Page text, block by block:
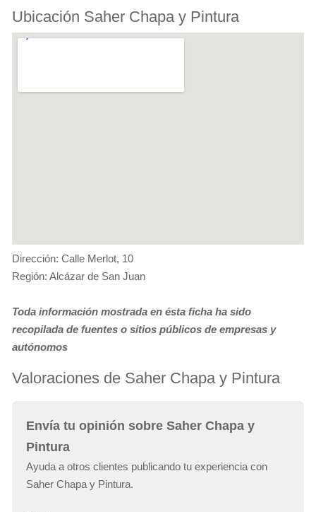
Ubicación Saher Chapa y Pintura
Dirección: Calle Merlot, 10
Región: Alcázar de San Juan
Toda información mostrada en ésta ficha ha sido
recopilada de fuentes o sitios públicos de empresas y
autónomos
Valoraciones de Saher Chapa y Pintura
Envía tu opinión sobre Saher Chapa y
Pintura
Ayuda a otros clientes publicando tu experiencia con
Saher Chapa y Pintura.